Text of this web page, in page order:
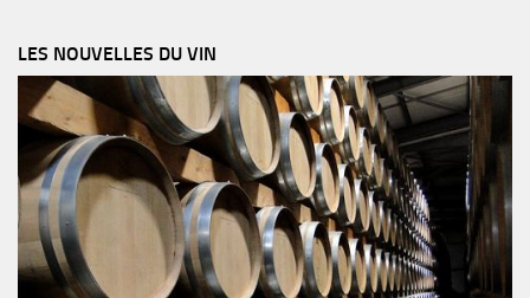
LES NOUVELLES DU VIN